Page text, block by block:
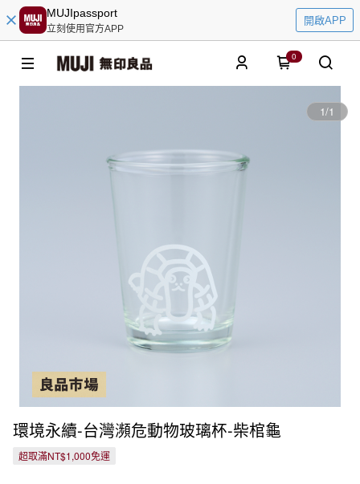
MUJIpassport
立刻使用官方APP
開啟APP
0
1/1
環境永續-台灣瀕危動物玻璃杯-柴棺龜
超取滿NT$1,000免運